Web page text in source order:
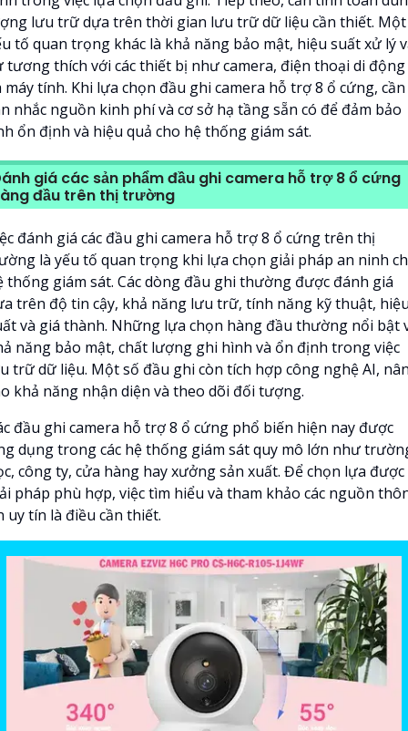
lưu trữ dựa trên thời gian lưu trữ dữ liệu cần thiết. Một
tố quan trọng khác là khả năng bảo mật, hiệu suất xử lý
tương thích với các thiết bị như camera, điện thoại di động
máy tính. Khi lựa chọn đầu ghi camera hỗ trợ 8 ổ cứng, cần
nhắc nguồn kinh phí và cơ sở hạ tầng sẵn có để đảm bảo
ổn định và hiệu quả cho hệ thống giám sát.
giá các sản phẩm đầu ghi camera hỗ trợ 8 ổ cứng
đầu trên thị trường
đánh giá các đầu ghi camera hỗ trợ 8 ổ cứng trên thị
là yếu tố quan trọng khi lựa chọn giải pháp an ninh
thống giám sát. Các dòng đầu ghi thường được đánh giá
trên độ tin cậy, khả năng lưu trữ, tính năng kỹ thuật,
và giá thành. Những lựa chọn hàng đầu thường nổi bật
năng bảo mật, chất lượng ghi hình và ổn định trong việc
trữ dữ liệu. Một số đầu ghi còn tích hợp công nghệ AI,
khả năng nhận diện và theo dõi đối tượng.
đầu ghi camera hỗ trợ 8 ổ cứng phổ biến hiện nay được
dụng trong các hệ thống giám sát quy mô lớn như
công ty, cửa hàng hay xưởng sản xuất. Để chọn lựa được
pháp phù hợp, việc tìm hiểu và tham khảo các nguồn
uy tín là điều cần thiết.